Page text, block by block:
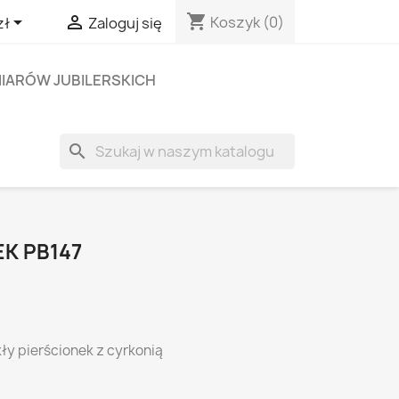
  Zaloguj się shopping_cart Koszyk (0)
JUBILERSKICH
search
PB147
pierścionek z cyrkonią